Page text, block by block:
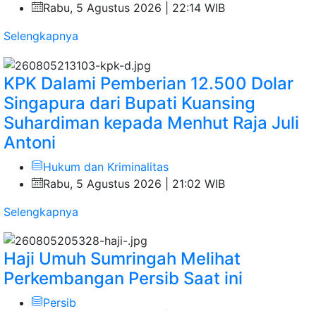
Rabu, 5 Agustus 2026 | 22:14 WIB
Selengkapnya
KPK Dalami Pemberian 12.500 Dolar
Singapura dari Bupati Kuansing
Suhardiman kepada Menhut Raja Juli
Antoni
Hukum dan Kriminalitas
Rabu, 5 Agustus 2026 | 21:02 WIB
Selengkapnya
Haji Umuh Sumringah Melihat
Perkembangan Persib Saat ini
Persib